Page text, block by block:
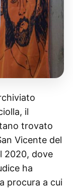
il
trovato
Vicente del
2020, dove
ha
procura a cui